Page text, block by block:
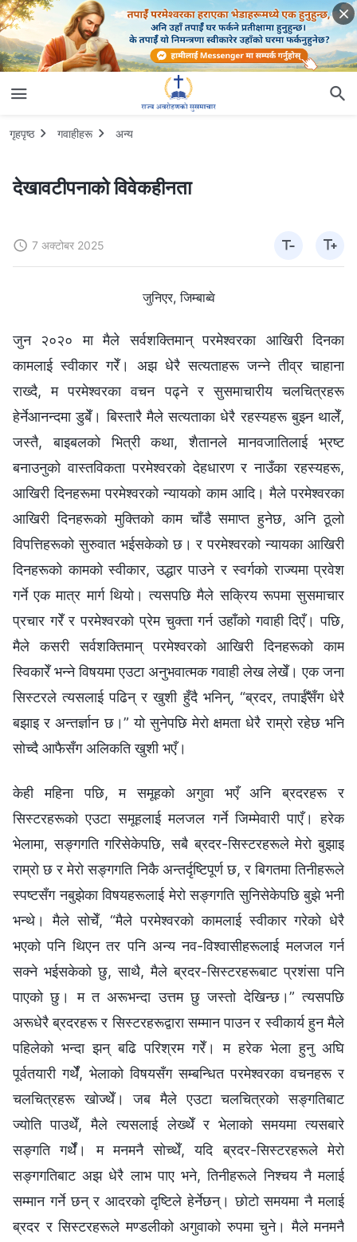
गृहपृष्ठ गवाहीहरू अन्य
देखावटीपनाको विवेकहीनता
7 अक्टोबर 2025
जुनिएर, जिम्बाब्वे
जुन २०२० मा मैले सर्वशक्तिमान् परमेश्‍वरका आखिरी दिनका
कामलाई स्वीकार गरेँ। अझ धेरै सत्यताहरू जन्ने तीव्र चाहाना
राख्दै, म परमेश्‍वरका वचन पढ्ने र सुसमाचारीय चलचित्रहरू
हेर्नेआनन्दमा डुबेँ। बिस्तारै मैले सत्यताका धेरै रहस्यहरू बुझ्न थालेँ,
जस्तै, बाइबलको भित्री कथा, शैतानले मानवजातिलाई भ्रष्ट
बनाउनुको वास्तविकता परमेश्‍वरको देहधारण र नाउँका रहस्यहरू,
आखिरी दिनहरूमा परमेश्‍वरको न्यायको काम आदि। मैले परमेश्‍वरका
आखिरी दिनहरूको मुक्तिको काम चाँडै समाप्त हुनेछ, अनि ठूलो
विपत्तिहरूको सुरुवात भईसकेको छ। र परमेश्‍वरको न्यायका आखिरी
दिनहरूको कामको स्वीकार, उद्धार पाउने र स्वर्गको राज्यमा प्रवेश
गर्ने एक मात्र मार्ग थियो। त्यसपछि मैले सक्रिय रूपमा सुसमाचार
प्रचार गरेँ र परमेश्‍वरको प्रेम चुक्ता गर्न उहाँको गवाही दिएँ। पछि,
मैले कसरी सर्वशक्तिमान् परमेश्‍वरको आखिरी दिनहरूको काम
स्विकारेँ भन्ने विषयमा एउटा अनुभवात्मक गवाही लेख लेखेँ। एक जना
सिस्टरले त्यसलाई पढिन् र खुशी हुँदै भनिन्, “ब्रदर, तपाईँसँग धेरै
बझाइ र अन्तर्ज्ञान छ।” यो सुनेपछि मेरो क्षमता धेरै राम्रो रहेछ भनि
सोच्दै आफैसँग अलिकति खुशी भएँ।
केही महिना पछि, म समूहको अगुवा भएँ अनि ब्रदरहरू र
सिस्टरहरूको एउटा समूहलाई मलजल गर्ने जिम्मेवारी पाएँ। हरेक
भेलामा, सङ्गगति गरिसेकेपछि, सबै ब्रदर-सिस्टरहरूले मेरो बुझाइ
राम्रो छ र मेरो सङ्गगति निकै अन्तर्दृष्टिपूर्ण छ, र बिगतमा तिनीहरूले
स्पष्टसँग नबुझेका विषयहरूलाई मेरो सङ्गगति सुनिसेकेपछि बुझे भनी
भन्थे। मैले सोचेँ, “मैले परमेश्‍वरको कामलाई स्वीकार गरेको धेरै
भएको पनि थिएन तर पनि अन्य नव-विश्वासीहरूलाई मलजल गर्न
सक्ने भईसकेको छु, साथै, मैले ब्रदर-सिस्टरहरूबाट प्रशंसा पनि
पाएको छु। म त अरूभन्दा उत्तम छु जस्तो देखिन्छ।” त्यसपछि
अरूधेरै ब्रदरहरू र सिस्टरहरूद्वारा सम्मान पाउन र स्वीकार्य हुन मैले
पहिलेको भन्दा झन् बढि परिश्रम गरेँ। म हरेक भेला हुनु अघि
पूर्वतयारी गर्थेँ, भेलाको विषयसँग सम्बन्धित परमेश्‍वरका वचनहरू र
चलचित्रहरू खोज्थेँ। जब मैले एउटा चलचित्रको सङ्गतिबाट
ज्योति पाउथेँ, मैले त्यसलाई लेख्थेँ र भेलाको समयमा त्यसबारे
सङ्गति गर्थेँ। म मनमनै सोच्थेँ, यदि ब्रदर-सिस्टरहरूले मेरो
सङ्गगतिबाट अझ धेरै लाभ पाए भने, तिनीहरूले निश्चय नै मलाई
सम्मान गर्ने छन् र आदरको दृष्टिले हेर्नेछन्। छोटो समयमा नै मलाई
ब्रदर र सिस्टरहरूले मण्डलीको अगुवाको रुपमा चुने। मैले मनमनै